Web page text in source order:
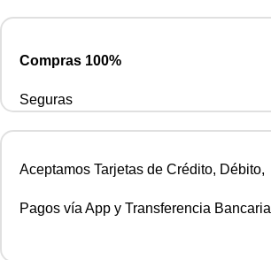
Compras 100%
Seguras
Aceptamos Tarjetas de Crédito, Débito,
Pagos vía App y Transferencia Bancaria